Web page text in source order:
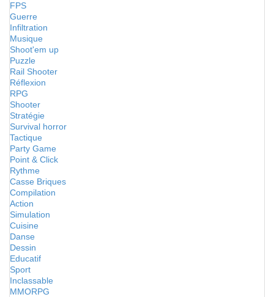
FPS
Guerre
Infiltration
Musique
Shoot'em up
Puzzle
Rail Shooter
Réflexion
RPG
Shooter
Stratégie
Survival horror
Tactique
Party Game
Point & Click
Rythme
Casse Briques
Compilation
Action
Simulation
Cuisine
Danse
Dessin
Educatif
Sport
Inclassable
MMORPG